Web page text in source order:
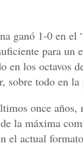
ganó 1-0 en el
para un
en los octavos
sobre todo en
once
la máxima
el actual